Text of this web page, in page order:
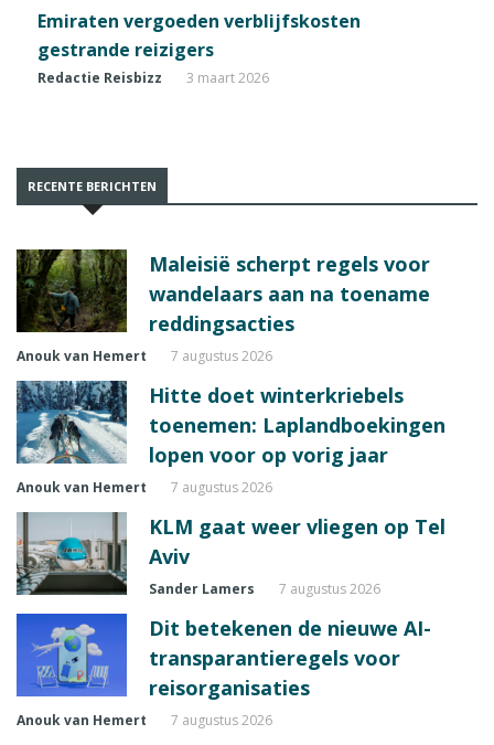
Emiraten vergoeden verblijfskosten
gestrande reizigers
Redactie Reisbizz 3 maart 2026
RECENTE BERICHTEN
Maleisië scherpt regels voor
wandelaars aan na toename
reddingsacties
Anouk van Hemert 7 augustus 2026
Hitte doet winterkriebels
toenemen: Laplandboekingen
lopen voor op vorig jaar
Anouk van Hemert 7 augustus 2026
KLM gaat weer vliegen op Tel
Aviv
Sander Lamers 7 augustus 2026
Dit betekenen de nieuwe AI-
transparantieregels voor
reisorganisaties
Anouk van Hemert 7 augustus 2026